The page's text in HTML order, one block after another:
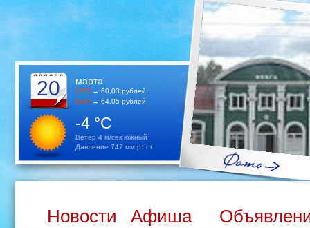
20 марта
USD → 60,03 рублей
EUR → 64,05 рублей
-4 °C
Ветер 4 м/сек южный
Давление 747 мм рт.ст.
Новости Афиша